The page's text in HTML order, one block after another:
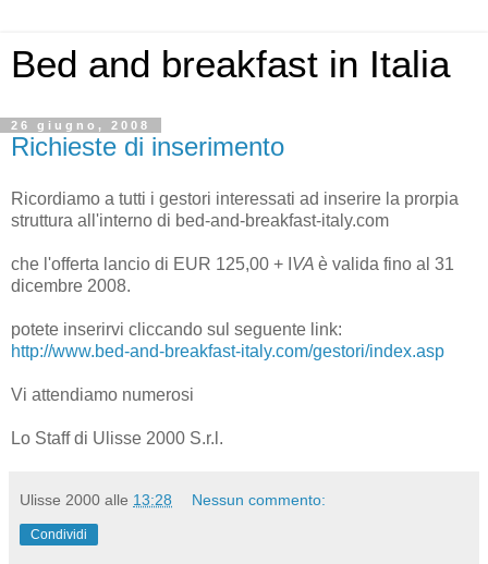
Bed and breakfast in Italia
26 giugno, 2008
Richieste di inserimento
Ricordiamo a tutti i gestori interessati ad inserire la prorpia
struttura all'interno di bed-and-breakfast-italy.com
che l'offerta lancio di EUR 125,00 + I VA è valida fino al 31
dicembre 2008.
potete inserirvi cliccando sul seguente link:
http://www.bed-and-breakfast-italy.com/gestori/index.asp
Vi attendiamo numerosi
Lo Staff di Ulisse 2000 S.r.l.
Ulisse 2000 alle 13:28 Nessun commento:
Condividi